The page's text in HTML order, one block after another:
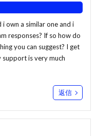
own a similar one and i
responses? If so how do
you can suggest? I get
support is very much
返信